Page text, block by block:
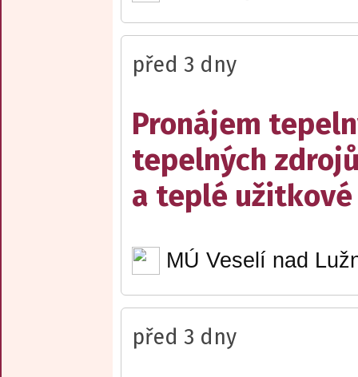
před 3 dny
Pronájem
tepelných
a teplé užitkové
MÚ Veselí nad
před 3 dny